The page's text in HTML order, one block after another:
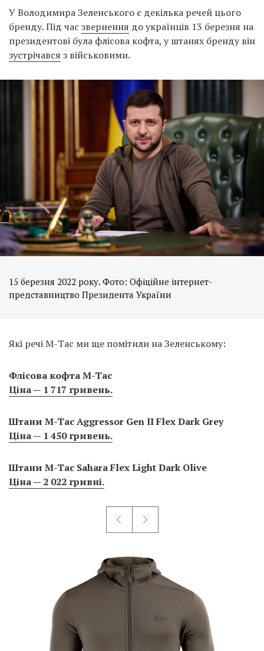
У Володимира Зеленського є декілька речей цього
бренду. Під час звернення до українців 13 березня на
президентові була флісова кофта, у штанях бренду він
зустрічався з військовими.
15 березня 2022 року. Фото: Офіційне інтернет-
представництво Президента України
Які речі М-Тac ми ще помітили на Зеленському:
Флісова кофта M-Tac
Ціна — 1 717 гривень.
Штани M-Tac Aggressor Gen II Flex Dark Grey
Ціна — 1 450 гривень.
Штани M-Tac Sahara Flex Light Dark Olive
Ціна — 2 022 гривні.